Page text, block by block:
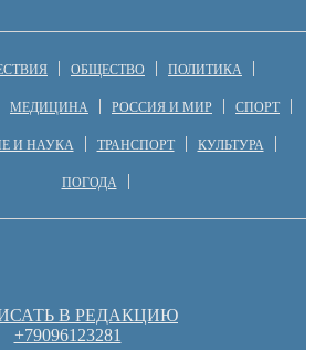
ОБЩЕСТВО ПОЛИТИКА
МЕДИЦИНА РОССИЯ И МИР СПОРТ
И НАУКА ТРАНСПОРТ КУЛЬТУРА
ПОГОДА
В РЕДАКЦИЮ
+79096123281